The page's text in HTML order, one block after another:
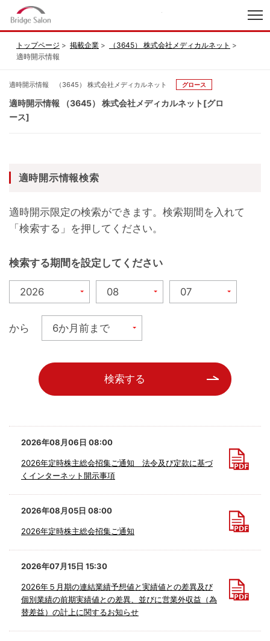
トップページ 掲載企業
（3645） 株式会社メディカルネット
適時開示情報
適時開示情報 （3645） 株式会社メディカルネット グロース
適時開示情報 （3645） 株式会社メディカルネット[グロ
ース]
適時開示情報検索
適時開示限定の検索ができます。検索期間を入れて
「検索する」を押してください。
検索する期間を設定してください
から
検索する
2026年08月06日 08:00
2026年定時株主総会招集ご通知 法令及び定款に基づ
くインターネット開示事項
2026年08月05日 08:00
2026年定時株主総会招集ご通知
2026年07月15日 15:30
2026年５月期の連結業績予想値と実績値との差異及び
個別業績の前期実績値との差異、並びに営業外収益（為
替差益）の計上に関するお知らせ